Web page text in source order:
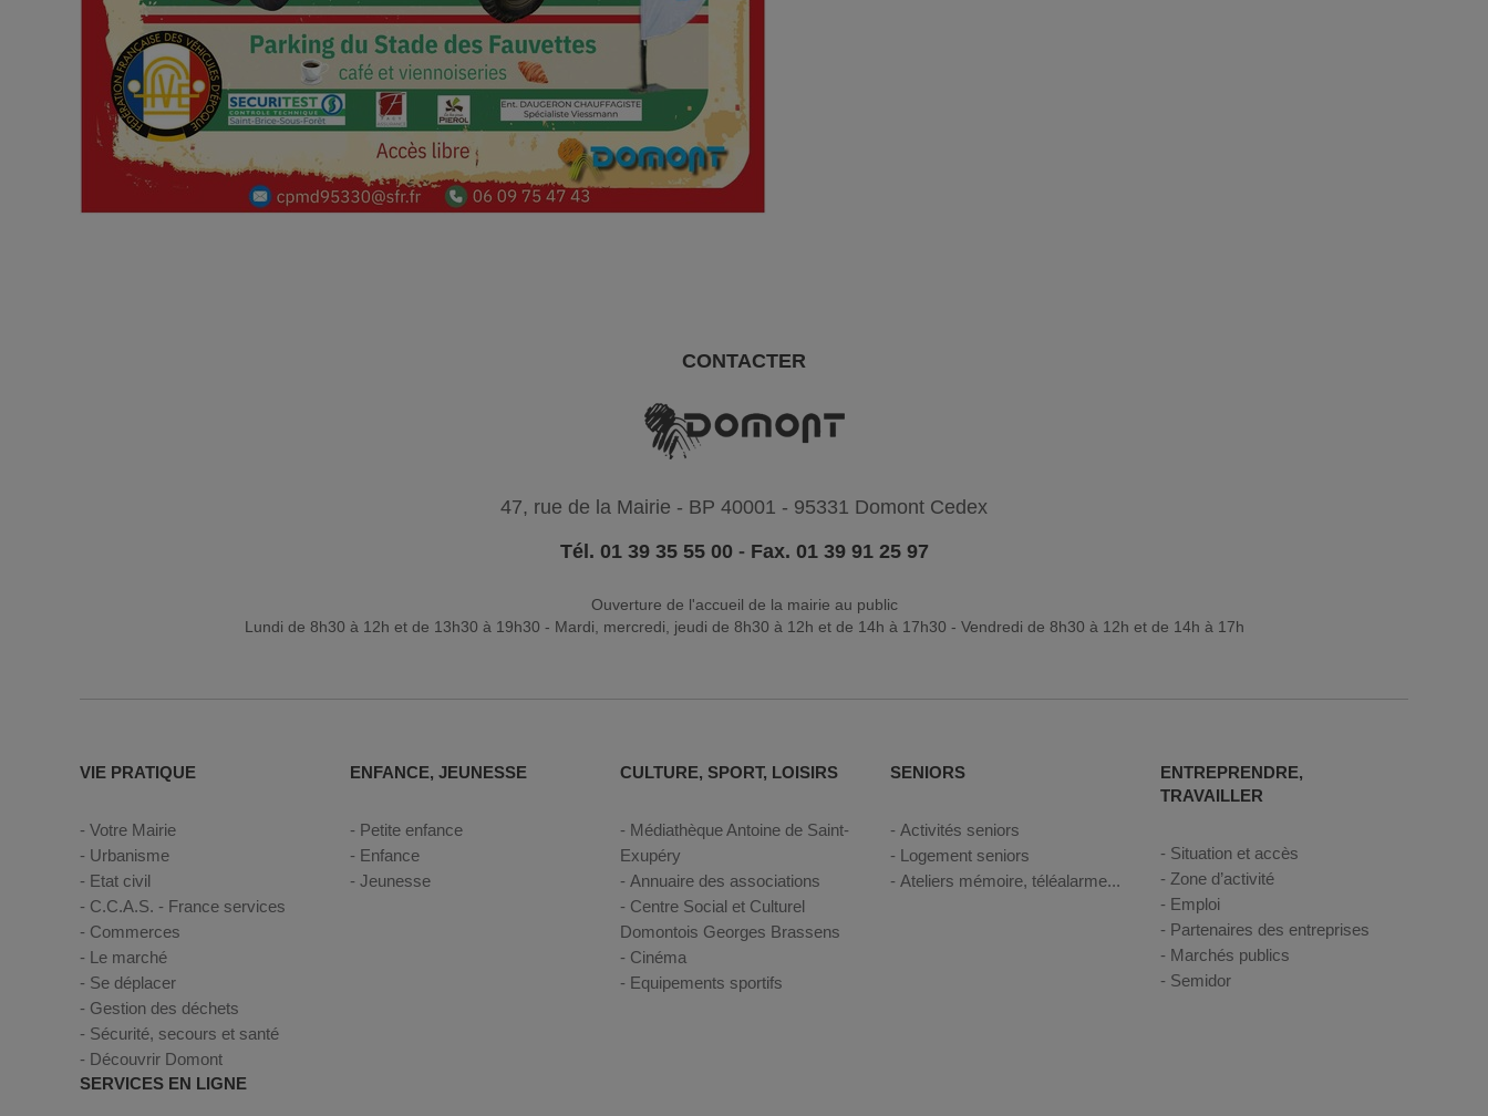
CONTACTER
47, rue de la Mairie - BP 40001 - 95331 Domont Cedex
Tél. 01 39 35 55 00 - Fax. 01 39 91 25 97
Ouverture de l'accueil de la mairie au public
Lundi de 8h30 à 12h et de 13h30 à 19h30 - Mardi, mercredi, jeudi de 8h30 à 12h et de 14h à 17h30 - Vendredi de 8h30 à 12h et de 14h à 17h
VIE PRATIQUE
Votre Mairie
Urbanisme
Etat civil
C.C.A.S. - France services
Commerces
Le marché
Se déplacer
Gestion des déchets
Sécurité, secours et santé
Découvrir Domont
ENFANCE, JEUNESSE
Petite enfance
Enfance
Jeunesse
CULTURE, SPORT, LOISIRS
Médiathèque Antoine de Saint-
Exupéry
Annuaire des associations
Centre Social et Culturel
Domontois Georges Brassens
Cinéma
Equipements sportifs
SENIORS
Activités seniors
Logement seniors
Ateliers mémoire, téléalarme...
ENTREPRENDRE,
TRAVAILLER
Situation et accès
Zone d’activité
Emploi
Partenaires des entreprises
Marchés publics
Semidor
SERVICES EN LIGNE